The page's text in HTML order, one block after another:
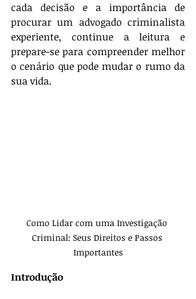
cada decisão e a importância de
procurar um advogado criminalista
experiente, continue a leitura e
prepare-se para compreender melhor
o cenário que pode mudar o rumo da
sua vida.
Como Lidar com uma Investigação
Criminal: Seus Direitos e Passos
Importantes
Introdução